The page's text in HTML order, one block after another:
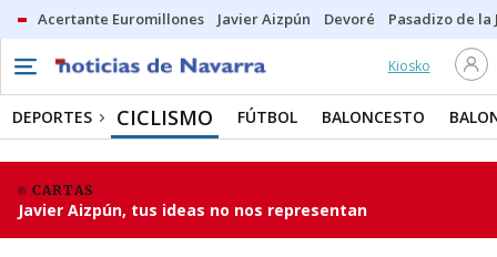
Acertante Euromillones Javier Aizpún Devoré Pasadizo de la
Kiosko
DEPORTES CICLISMO FÚTBOL BALONCESTO
CARTAS
Javier Aizpún, tus ideas no nos representan